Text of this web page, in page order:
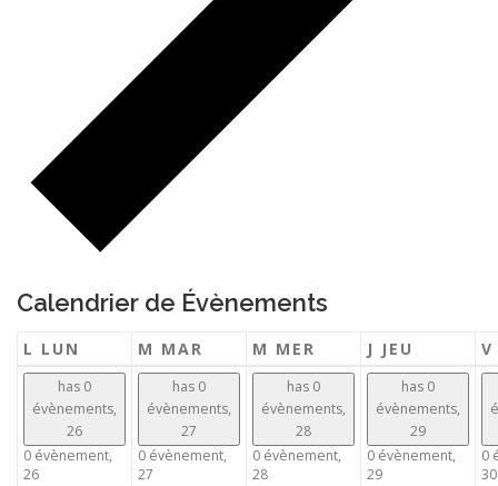
Calendrier de Évènements
L LUN M MAR M MER J JEU
has 0
évènements,
26
0 évènement,
26
has 0
évènements,
27
0 évènement,
27
has 0
évènements,
28
0 évènement,
28
has 0
évènements,
29
0 évènement,
29
0
30